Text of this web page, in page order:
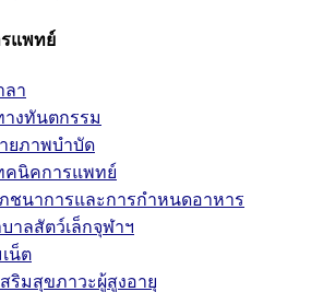
แพทย์
ลา
างทันตกรรม
ยภาพบำบัด
คนิคการแพทย์
ชนาการและการกำหนดอาหาร
าลสัตว์เล็กจุฬาฯ
น็ต
ริมสุขภาวะผู้สูงอายุ